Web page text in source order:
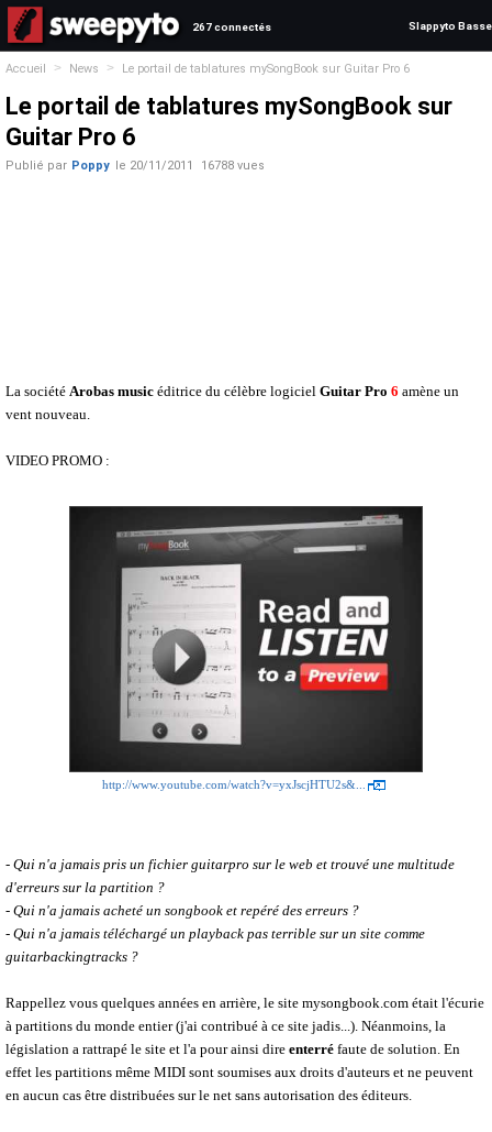
267 connectés Slappyto Basse
Accueil > News > Le portail de tablatures mySongBook sur Guitar Pro 6
Le portail de tablatures mySongBook sur
Guitar Pro 6
Publié par Poppy le 20/11/2011 16788 vues
La société Arobas music éditrice du célèbre logiciel Guitar Pro 6 amène un
vent nouveau.
VIDEO PROMO :
http://www.youtube.com/watch?v=yxJscjHTU2s&...
- Qui n'a jamais pris un fichier guitarpro sur le web et trouvé une multitude
d'erreurs sur la partition ?
- Qui n'a jamais acheté un songbook et repéré des erreurs ?
- Qui n'a jamais téléchargé un playback pas terrible sur un site comme
guitarbackingtracks ?
Rappellez vous quelques années en arrière, le site mysongbook.com était l'écurie
à partitions du monde entier (j'ai contribué à ce site jadis...). Néanmoins, la
législation a rattrapé le site et l'a pour ainsi dire enterré faute de solution. En
effet les partitions même MIDI sont soumises aux droits d'auteurs et ne peuvent
en aucun cas être distribuées sur le net sans autorisation des éditeurs.